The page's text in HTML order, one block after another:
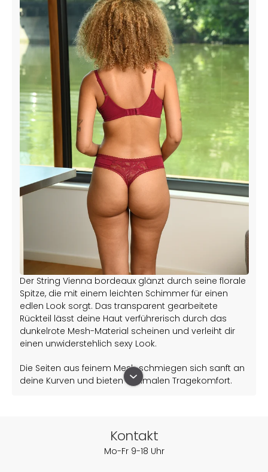
Der String Vienna bordeaux glänzt durch seine florale
Spitze, die mit einem leichten Schimmer für einen
edlen Look sorgt. Das transparent gearbeitete
Rückteil lässt deine Haut verführerisch durch das
dunkelrote Mesh-Material scheinen und verleiht dir
einen unwiderstehlich sexy Look.
Die Seiten aus feinem Mesh schmiegen sich sanft an
deine Kurven und bieten optimalen Tragekomfort.
Ergänze den Look mit diesem passenden Oberteil:
Kontakt
Mo-Fr 9-18 Uhr